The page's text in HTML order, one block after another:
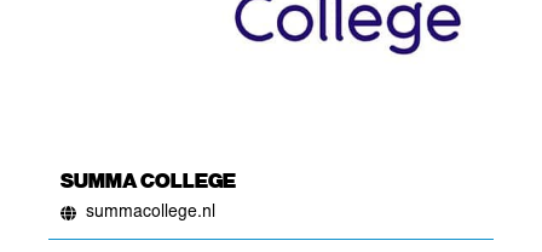
SUMMA COLLEGE
summacollege.nl